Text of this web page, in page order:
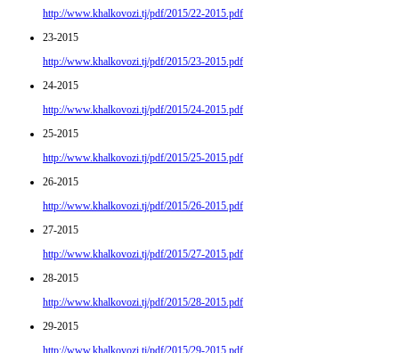
http://www.khalkovozi.tj/pdf/2015/22-2015.pdf
23-2015
http://www.khalkovozi.tj/pdf/2015/23-2015.pdf
24-2015
http://www.khalkovozi.tj/pdf/2015/24-2015.pdf
25-2015
http://www.khalkovozi.tj/pdf/2015/25-2015.pdf
26-2015
http://www.khalkovozi.tj/pdf/2015/26-2015.pdf
27-2015
http://www.khalkovozi.tj/pdf/2015/27-2015.pdf
28-2015
http://www.khalkovozi.tj/pdf/2015/28-2015.pdf
29-2015